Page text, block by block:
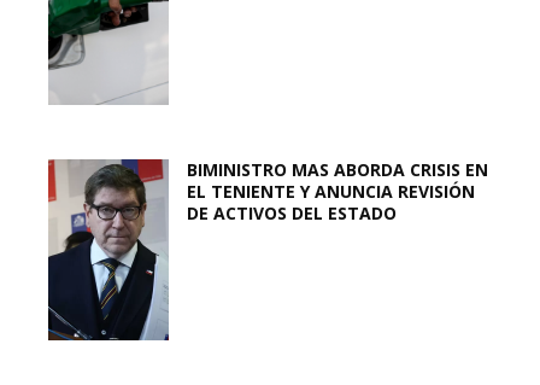
BIMINISTRO MAS ABORDA CRISIS EN
EL TENIENTE Y ANUNCIA REVISIÓN
DE ACTIVOS DEL ESTADO